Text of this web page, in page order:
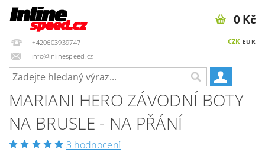
+420603939747
info@inlinespeed.cz
CZK EUR
0 Kč
MARIANI HERO ZÁVODNÍ BOTY
NA BRUSLE - NA PŘÁNÍ
3 hodnocení